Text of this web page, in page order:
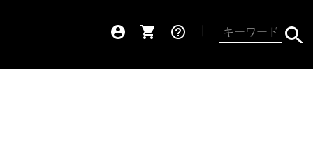
account_circle shopping_cart help_outline